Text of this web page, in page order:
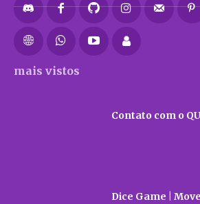
mais vistos
Contato com o
Dice Game |